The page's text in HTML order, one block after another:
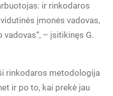
ir rinkodaros
įmonės vadovas,
– įsitikinęs G.
rinkodaros metodologija
ir po to, kai prekė jau